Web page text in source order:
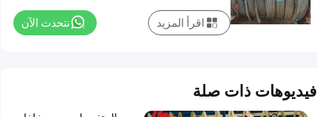
نتحدث الآن اقرأ المزيد
فيديوهات ذات صلة